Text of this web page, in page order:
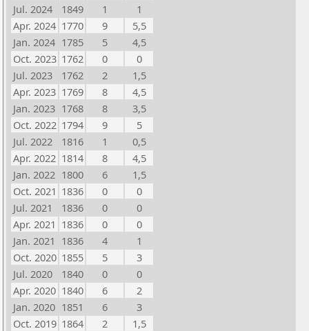
Jul. 2024
1849 1
1
Apr. 2024 1770 9
5,5
Jan. 2024 1785 5
4,5
Oct. 2023 1762 0
0
Jul. 2023
1762 2
1,5
Apr. 2023 1769 8
4,5
Jan. 2023 1768 8
3,5
Oct. 2022 1794 9
5
Jul. 2022
1816 1
0,5
Apr. 2022 1814 8
4,5
Jan. 2022 1800 6
1,5
Oct. 2021 1836 0
0
Jul. 2021
1836 0
0
Apr. 2021 1836 0
0
Jan. 2021 1836 4
1
Oct. 2020 1855 5
3
Jul. 2020
1840 0
0
Apr. 2020 1840 6
2
Jan. 2020 1851 6
3
Oct. 2019 1864 2
1,5